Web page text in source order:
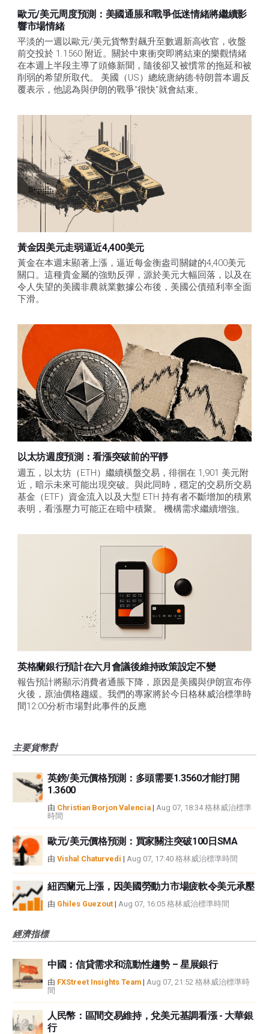
歐元/美元周度預測：美國通脹和戰爭低迷情緒將繼續影
響市場情緒
平淡的一週以歐元/美元貨幣對飆升至數週新高收官，收盤
前交投於 1.1560 附近。關於中東衝突即將結束的樂觀情緒
在本週上半段主導了頭條新聞，隨後卻又被慣常的拖延和被
削弱的希望所取代。 美國（US）總統唐納德-特朗普本週反
覆表示，他認為與伊朗的戰爭"很快"就會結束。
黃金因美元走弱逼近4,400美元
黃金在本週末顯著上漲，逼近每金衡盎司關鍵的4,400美元
關口。這種貴金屬的強勁反彈，源於美元大幅回落，以及在
令人失望的美國非農就業數據公布後，美國公債殖利率全面
下滑。
以太坊週度預測：看漲突破前的平靜
週五，以太坊（ETH）繼續橫盤交易，徘徊在 1,901 美元附
近，暗示未來可能出現突破。與此同時，穩定的交易所交易
基金（ETF）資金流入以及大型 ETH 持有者不斷增加的積累
表明，看漲壓力可能正在暗中積聚。 機構需求繼續增強。
英格蘭銀行預計在六月會議後維持政策設定不變
報告預計將顯示消費者通脹下降，原因是美國與伊朗宣布停
火後，原油價格趨緩。我們的專家將於今日格林威治標準時
間12:00分析市場對此事件的反應
主要貨幣對
英鎊/美元價格預測：多頭需要1.3560才能打開
1.3600
由 Christian Borjon Valencia | Aug 07, 18:34 格林威治標準
時間
歐元/美元價格預測：買家關注突破100日SMA
由 Vishal Chaturvedi | Aug 07, 17:40 格林威治標準時間
紐西蘭元上漲，因美國勞動力市場疲軟令美元承壓
由 Ghiles Guezout | Aug 07, 16:05 格林威治標準時間
經濟指標
中國：信貸需求和流動性趨勢 – 星展銀行
由 FXStreet Insights Team | Aug 07, 21:52 格林威治標準時
間
人民幣：區間交易維持，兌美元基調看漲 - 大華銀
行